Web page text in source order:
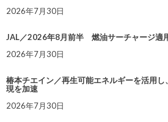
2026年7月30日
JAL／2026年8月前半 燃油サーチャージ適
2026年7月30日
椿本チエイン／再生可能エネルギーを活用
現を加速
2026年7月30日